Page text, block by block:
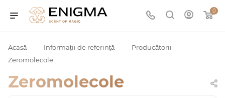
0
Acasă — Informații de referință — Producătorii —
Zeromolecole
Zeromolecole